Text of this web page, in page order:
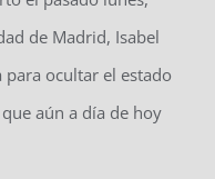
de Madrid, Isabel
para ocultar el estado
aún a día de hoy